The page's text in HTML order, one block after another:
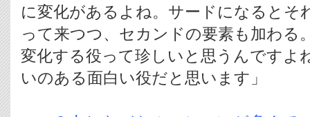
に変化があるよね。サードになるとそ
って来つつ、セカンドの要素も加わる
変化する役って珍しいと思うんですよ
いのある面白い役だと思います」